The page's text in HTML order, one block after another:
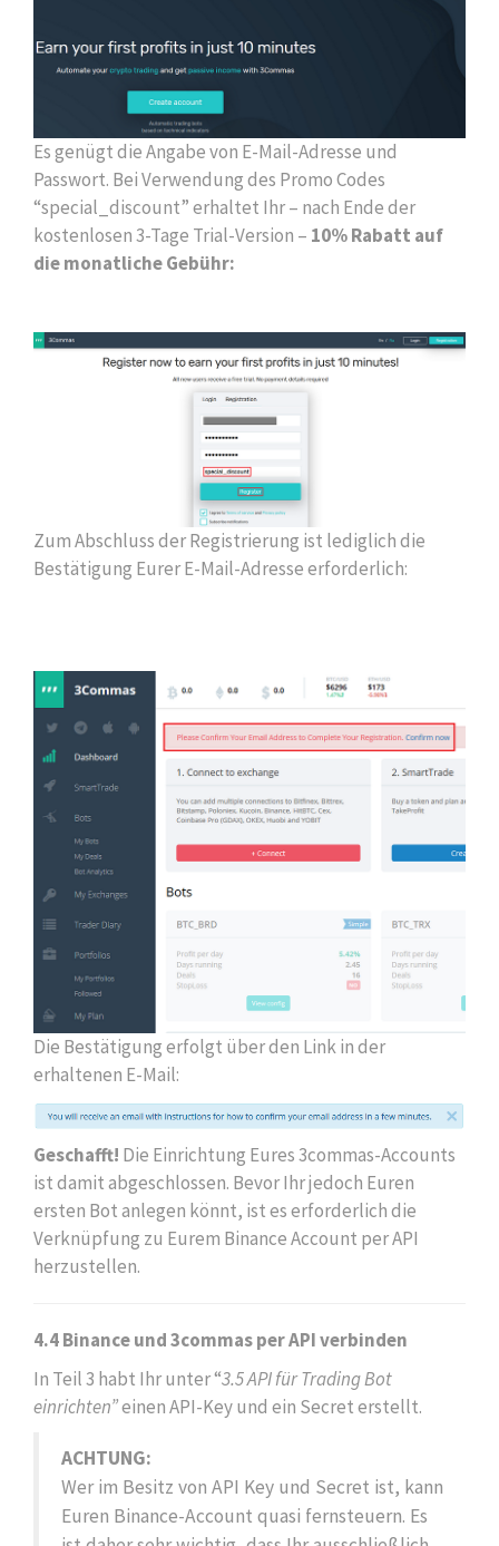
Es genügt die Angabe von E-Mail-Adresse und
Passwort. Bei Verwendung des Promo Codes
“special_discount” erhaltet Ihr – nach Ende der
kostenlosen 3-Tage Trial-Version – 10% Rabatt auf
die monatliche Gebühr:
Zum Abschluss der Registrierung ist lediglich die
Bestätigung Eurer E-Mail-Adresse erforderlich:
Die Bestätigung erfolgt über den Link in der
erhaltenen E-Mail:
Geschafft! Die Einrichtung Eures 3commas-Accounts
ist damit abgeschlossen. Bevor Ihr jedoch Euren
ersten Bot anlegen könnt, ist es erforderlich die
Verknüpfung zu Eurem Binance Account per API
herzustellen.
4.4 Binance und 3commas per API verbinden
In Teil 3 habt Ihr unter “3.5 API für Trading Bot
einrichten”einen API-Key und ein Secret erstellt.
ACHTUNG:
Wer im Besitz von API Key und Secret ist, kann
Euren Binance-Account quasi fernsteuern. Es